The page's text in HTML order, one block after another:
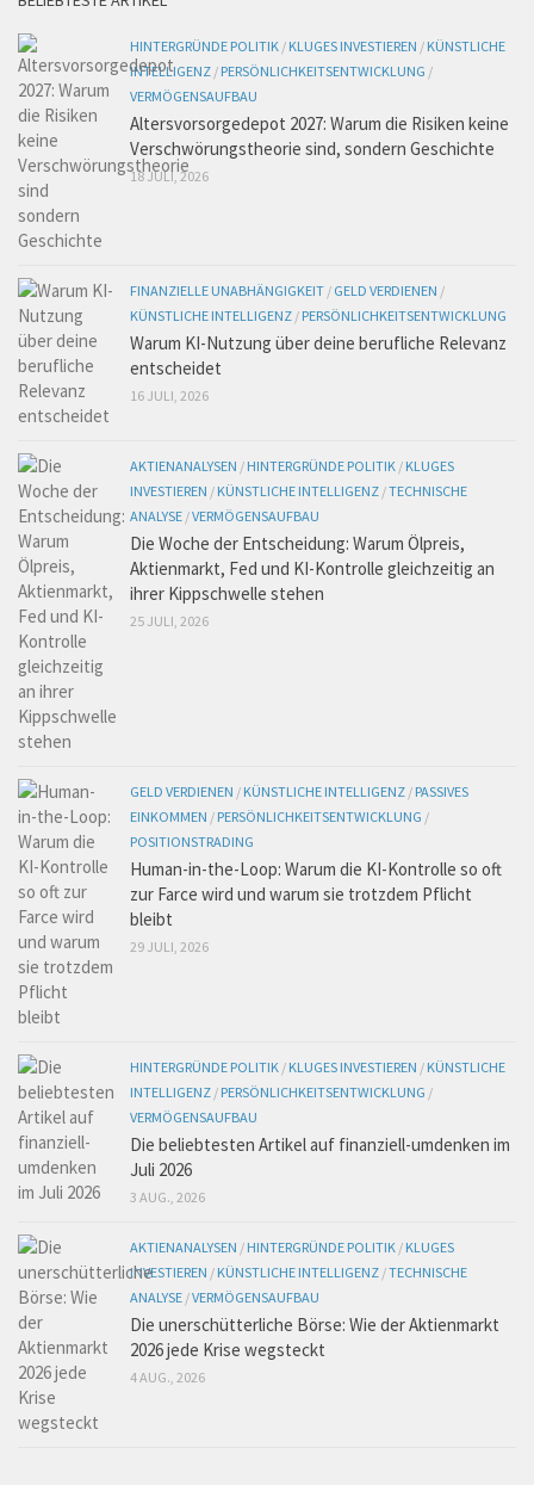
HINTERGRÜNDE POLITIK / KLUGES INVESTIEREN / KÜNSTLICHE
INTELLIGENZ / PERSÖNLICHKEITSENTWICKLUNG /
VERMÖGENSAUFBAU
Altersvorsorgedepot 2027: Warum die Risiken keine
Verschwörungstheorie sind, sondern Geschichte
18 JULI, 2026
FINANZIELLE UNABHÄNGIGKEIT / GELD VERDIENEN /
KÜNSTLICHE INTELLIGENZ / PERSÖNLICHKEITSENTWICKLUNG
Warum KI-Nutzung über deine berufliche Relevanz
entscheidet
16 JULI, 2026
AKTIENANALYSEN / HINTERGRÜNDE POLITIK / KLUGES
INVESTIEREN / KÜNSTLICHE INTELLIGENZ /TECHNISCHE
ANALYSE /VERMÖGENSAUFBAU
Die Woche der Entscheidung: Warum Ölpreis,
Aktienmarkt, Fed und KI-Kontrolle gleichzeitig an
ihrer Kippschwelle stehen
25 JULI, 2026
GELD VERDIENEN / KÜNSTLICHE INTELLIGENZ / PASSIVES
EINKOMMEN / PERSÖNLICHKEITSENTWICKLUNG /
POSITIONSTRADING
Human-in-the-Loop: Warum die KI-Kontrolle so oft
zur Farce wird und warum sie trotzdem Pflicht
bleibt
29 JULI, 2026
HINTERGRÜNDE POLITIK / KLUGES INVESTIEREN / KÜNSTLICHE
INTELLIGENZ / PERSÖNLICHKEITSENTWICKLUNG /
VERMÖGENSAUFBAU
Die beliebtesten Artikel auf finanziell-umdenken im
Juli 2026
3 AUG., 2026
AKTIENANALYSEN / HINTERGRÜNDE POLITIK / KLUGES
INVESTIEREN / KÜNSTLICHE INTELLIGENZ /TECHNISCHE
ANALYSE /VERMÖGENSAUFBAU
Die unerschütterliche Börse: Wie der Aktienmarkt
2026 jede Krise wegsteckt
4 AUG., 2026